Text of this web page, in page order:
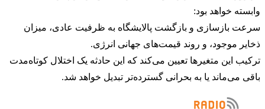
وابسته خواهد بود:
سرعت بازسازی و بازگشت پالایشگاه به ظرفیت عادی، میزان
ذخایر موجود، و روند قیمت‌های جهانی انرژی.
ترکیب این متغیرها تعیین می‌کند که این حادثه یک اختلال کوتاه‌مدت
باقی می‌ماند یا به بحرانی گسترده‌تر تبدیل خواهد شد.